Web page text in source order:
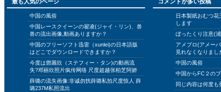
最も人気のページ
中国の風俗
中国レースクイーンの翟凌(ジャイ・リン)、兽
兽の流出画像,動画ありますか？
中国のフリーソフト迅雷（xunlei)の日本語版
はどこでダウンロードできますか？
今度は鄧麗欣（ステフィー・タン)の動画流
失?邓丽欣照片疯传网络 尺度超越张柏芝阿娇
薛璐の流失画像:非诚勿扰薛璐私拍尺度惊人 薛
璐237M私照流出
コメントが多い投稿
日本製紙おむつ
します
ぼったくり注意(
アメブロ(アメー
見れなくなりまし
中国の風俗
中国からFC２の
同じ内容は何度